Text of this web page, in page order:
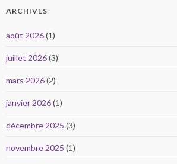
ARCHIVES
août 2026(1)
juillet 2026(3)
mars 2026(2)
janvier 2026(1)
décembre 2025 (3)
novembre 2025 (1)